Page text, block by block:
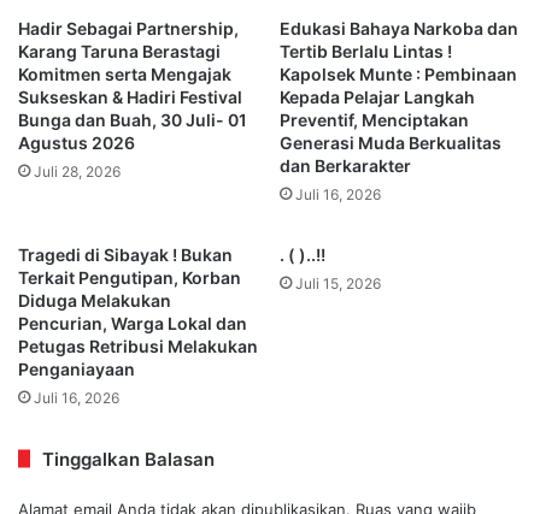
Hadir Sebagai Partnership,
Karang Taruna Berastagi
Komitmen serta Mengajak
Sukseskan & Hadiri Festival
Bunga dan Buah, 30 Juli- 01
Agustus 2026
Juli 28, 2026
Edukasi Bahaya Narkoba dan
Tertib Berlalu Lintas !
Kapolsek Munte : Pembinaan
Kepada Pelajar Langkah
Preventif, Menciptakan
Generasi Muda Berkualitas
dan Berkarakter
Juli 16, 2026
Tragedi di Sibayak ! Bukan
Terkait Pengutipan, Korban
Diduga Melakukan
Pencurian, Warga Lokal dan
Petugas Retribusi Melakukan
Penganiayaan
Juli 16, 2026
. ( )..!!
Juli 15, 2026
Tinggalkan Balasan
Alamat email Anda tidak akan dipublikasikan. Ruas yang wajib